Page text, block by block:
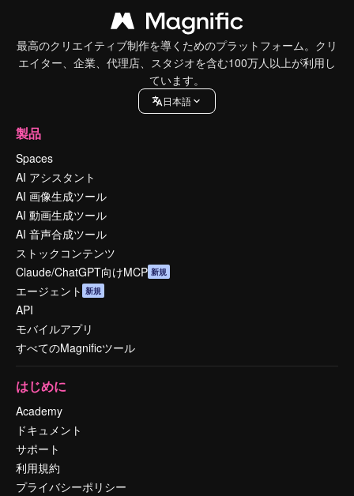
最高のクリエイティブ制作を導くためのプラットフォーム。クリ
エイター、企業、代理店、スタジオを含む100万人以上が利用し
ています。
日本語
製品
Spaces
AI アシスタント
AI 画像生成ツール
AI 動画生成ツール
AI 音声合成ツール
ストックコンテンツ
Claude/ChatGPT向けMCP 新規
エージェント 新規
API
モバイルアプリ
すべてのMagnificツール
はじめに
Academy
ドキュメント
サポート
利用規約
プライバシーポリシー